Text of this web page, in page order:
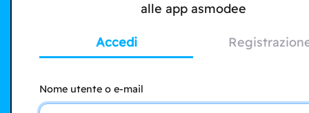
alle app asmodee
Accedi
Nome utente o e-mail